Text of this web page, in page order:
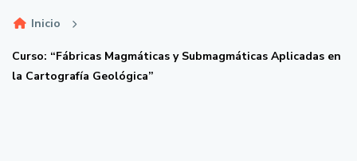
Inicio
Curso: “Fábricas Magmáticas y Submagmáticas Aplicadas en
la Cartografía Geológica”